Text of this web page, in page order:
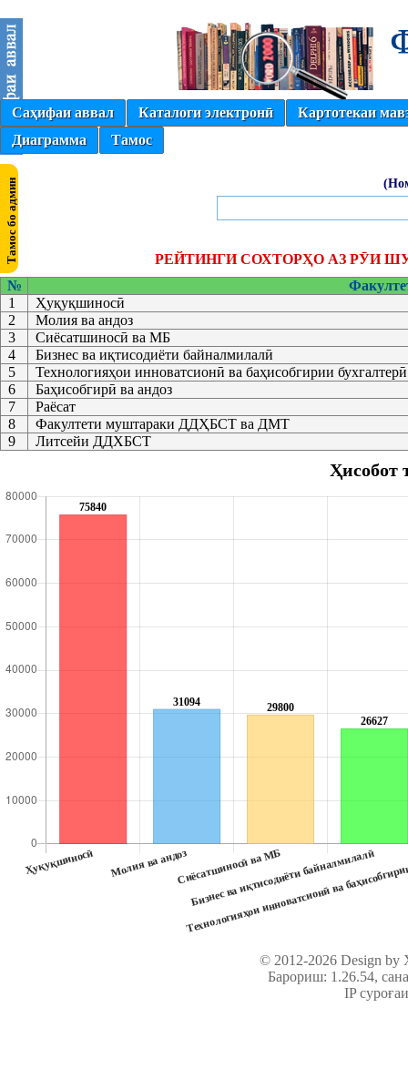
Саҳифаи аввал Каталоги электронӣ
Картотекаи
Диаграмма
Тамос
РЕЙТИНГИ СОХТОРҲО АЗ РӮИ
№
1
Ҳуқуқшиносӣ
2
Молия ва андоз
3
Сиёсатшиносӣ ва МБ
4
Бизнес ва иқтисодиёти байналмилалӣ
5
Технологияҳои инноватсионӣ ва баҳисобгирии бухгалтерӣ
6
Баҳисобгирӣ ва андоз
7
Раёсат
8
Факултети муштараки ДДҲБСТ ва ДМТ
9
Литсейи ДДХБСТ
Ҳисобот
© 2012-2026 Design
Барориш: 1.26.54,
IP